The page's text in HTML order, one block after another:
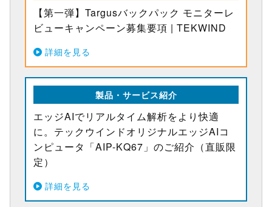
【第一弾】Targusバックパック モニターレ
ビューキャンペーン募集要項 | TEKWIND
詳細を見る
製品・サービス紹介
エッジAIでリアルタイム解析をより快適
に。テックウインドオリジナルエッジAIコ
ンピュータ「AIP-KQ67」のご紹介（直販限
定）
詳細を見る